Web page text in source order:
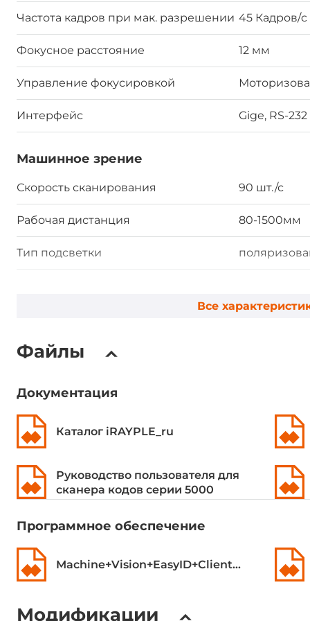
Частота кадров при мак. разрешении 45 Кадров/c
Фокусное расстояние 12 мм
Управление фокусировкой
Интерфейс Gige, RS-232
Машинное зрение
Скорость сканирования 90 шт./с
Рабочая дистанция 80-1500мм
Тип подсветки
Сетевые протоколы
Промышленные протоколы
Протоколы управления FTP, TCP
Ethernet интерфейсы
Общее количество Ethernet портов
Интерфейсы ввода-вывода
COM-портов всего 1
Дискретный ввод
Все
Файлы
Документация
Каталог iRAYPLE_ru
Руководство пользователя для
сканера кодов серии 5000
Программное обеспечение
Machine+Vision+EasyID+Client+Ver2.3.5(Windows)
Модификации